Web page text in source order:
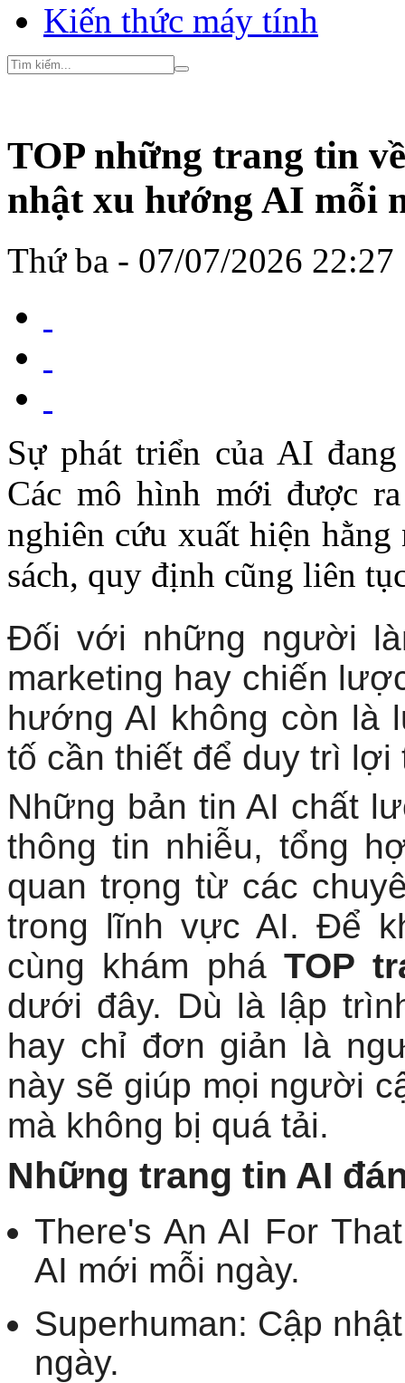
Kiến thức máy tính
TOP những trang tin
nhật xu hướng AI mỗi
Thứ ba - 07/07/2026 22:27
Sự phát triển của AI
Các mô hình mới được
nghiên cứu xuất hiện
sách, quy định cũng liên
Đối với những người
marketing hay chiến
hướng AI không còn là
tố cần thiết để duy trì lợi
Những bản tin AI chất
thông tin nhiễu, tổng
quan trọng từ các
trong lĩnh vực AI. Để
cùng khám pháTOP
dưới đây. Dù là lập
hay chỉ đơn giản là
này sẽ giúp mọi người
mà không bị quá tải.
Những trang tin AI
There's An AI For
AI mới mỗi ngày.
Superhuman: Cập
ngày.